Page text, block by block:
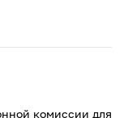
комиссии для